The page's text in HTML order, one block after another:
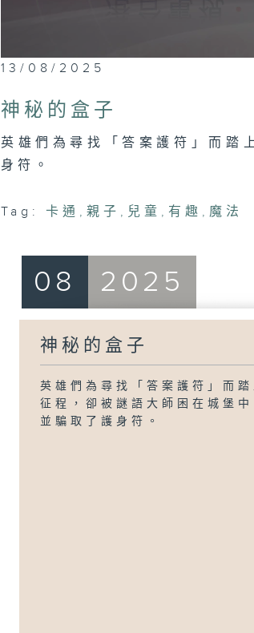
13/08/2025
神秘的盒子
英雄們為尋找「答案護符」而踏
身符。
Tag: 卡通 , 親子 , 兒童 , 有趣 , 魔法
08 2025
神秘的盒子
英雄們為尋找「答案護符」而踏
征程，卻被謎語大師困在城堡中
並騙取了護身符。